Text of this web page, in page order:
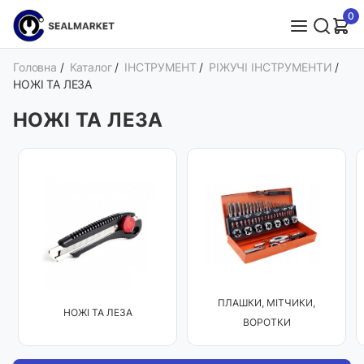
0
Головна / Каталог / ІНСТРУМЕНТ / РІЖУЧІ ІНСТРУМЕНТИ /
НОЖІ ТА ЛЕЗА
НОЖІ ТА ЛЕЗА
НОЖІ ТА ЛЕЗА
ПЛАШКИ, МІТЧИКИ,
ВОРОТКИ